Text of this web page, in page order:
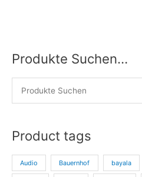
Produkte Suchen…
Product tags
Audio Bauernhof bayala